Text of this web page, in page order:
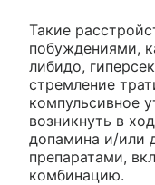
Такие
побуждениями,
либидо,
стремление
компульсивное
возникнуть в
допамина и/или
препаратами,
комбинацию.